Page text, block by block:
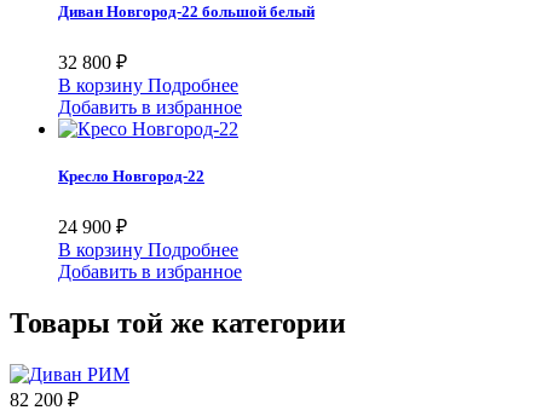
Диван Новгород-22 большой белый
32 800 ₽
В корзину Подробнее
Добавить в избранное
Кресло Новгород-22
24 900 ₽
В корзину Подробнее
Добавить в избранное
Товары той же категории
82 200 ₽